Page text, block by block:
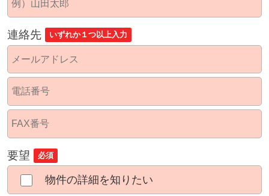
連絡先 いずれか１つ以上入力
要望 必須
物件の詳細を知りたい